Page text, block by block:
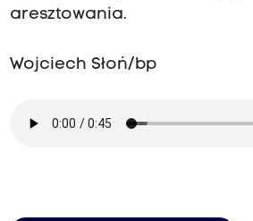
aresztowania.
Wojciech Słoń/bp